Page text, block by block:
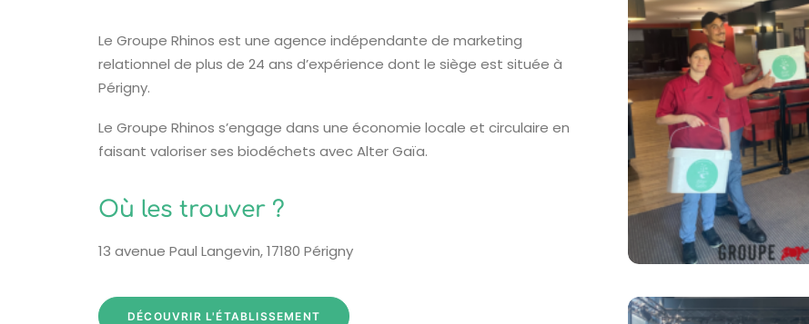
Le Groupe Rhinos est une agence indépendante de marketing
relationnel de plus de 24 ans d’expérience dont le siège est située à
Périgny.
Le Groupe Rhinos s’engage dans une économie locale et circulaire en
faisant valoriser ses biodéchets avec Alter Gaïa.
Où les trouver ?
13 avenue Paul Langevin, 17180 Périgny
DÉCOUVRIR L'ÉTABLISSEMENT